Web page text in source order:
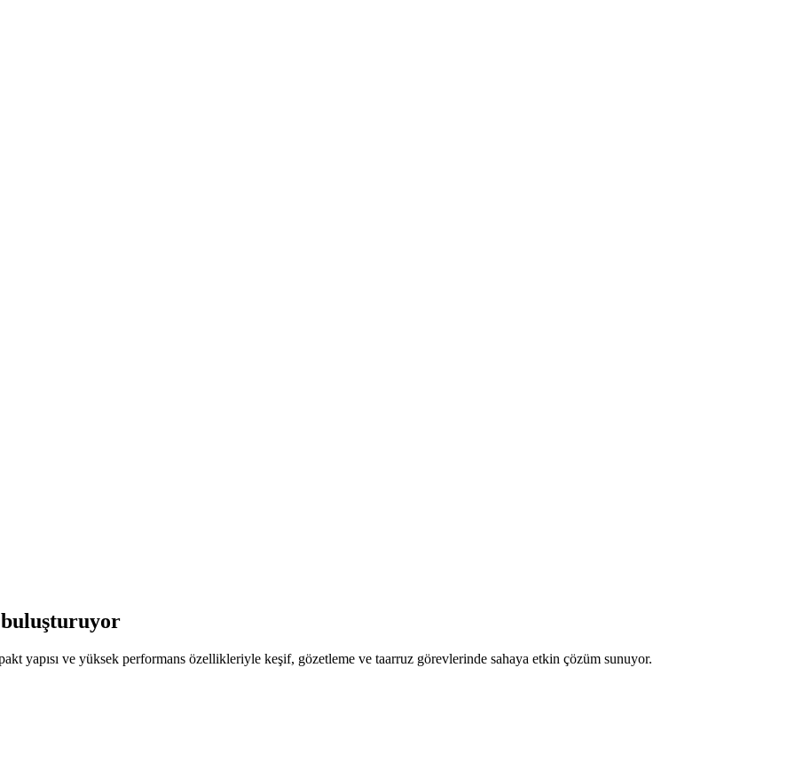
buluşturuyor
yapısı ve yüksek performans özellikleriyle keşif, gözetleme ve taarruz görevlerinde sahaya etkin çözüm sunuyor.